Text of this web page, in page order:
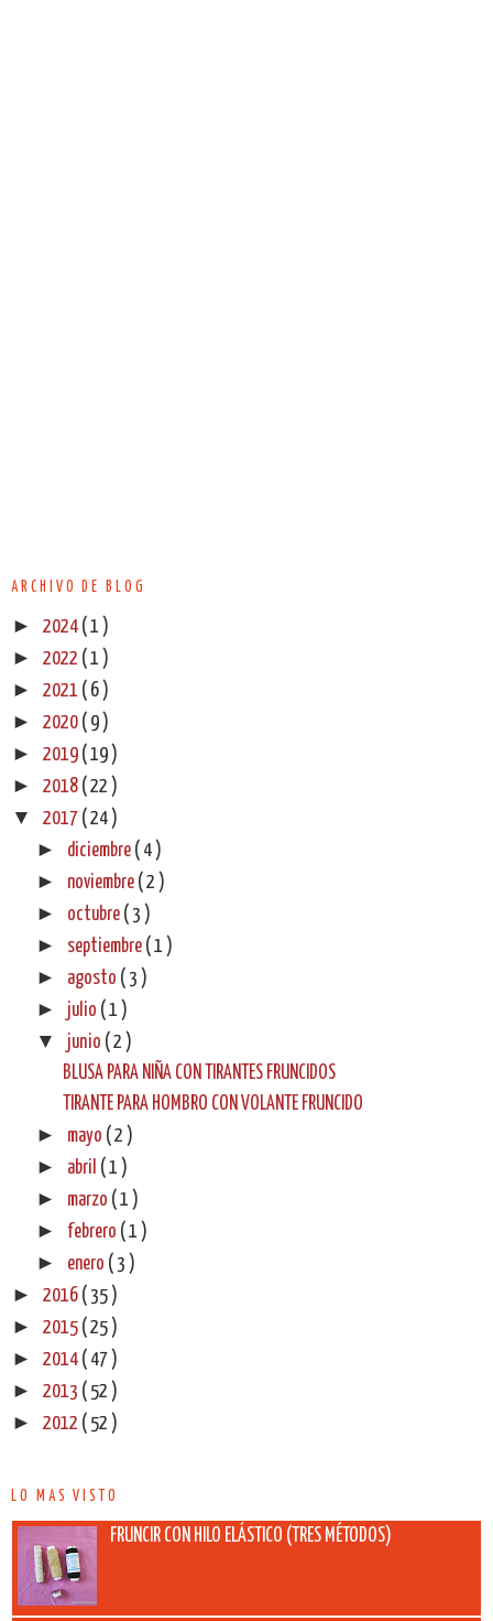
ARCHIVO DE BLOG
► 2024 ( 1 )
► 2022 ( 1 )
► 2021 ( 6 )
► 2020 ( 9 )
► 2019 ( 19 )
► 2018 ( 22 )
▼ 2017 ( 24 )
► diciembre ( 4 )
► noviembre ( 2 )
► octubre ( 3 )
► septiembre ( 1 )
► agosto ( 3 )
► julio ( 1 )
▼ junio ( 2 )
BLUSA PARA NIÑA CON TIRANTES FRUNCIDOS
TIRANTE PARA HOMBRO CON VOLANTE FRUNCIDO
► mayo ( 2 )
► abril ( 1 )
► marzo ( 1 )
►febrero ( 1 )
► enero ( 3 )
► 2016 ( 35 )
► 2015 ( 25 )
► 2014 ( 47 )
► 2013 ( 52 )
► 2012 ( 52 )
LO MAS VISTO
FRUNCIR CON HILO ELÁSTICO (TRES MÉTODOS)